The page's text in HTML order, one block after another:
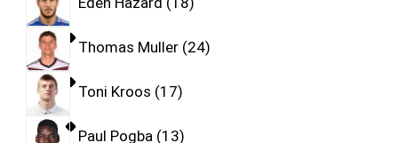
Thomas Muller 24
Toni Kroos 17
Paul Pogba 13